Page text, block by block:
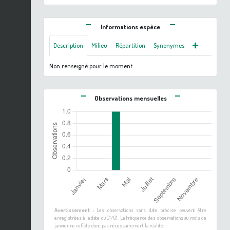
Informations espèce
Description Milieu Répartition Synonymes
Non renseigné pour le moment
Observations mensuelles
Avertissement :Les observations sans date précise peuvent être
enregistrées à la date du 01/01. La fréquence des observations au mois de
janvier ne reflète donc pas nécessairement la réalité.